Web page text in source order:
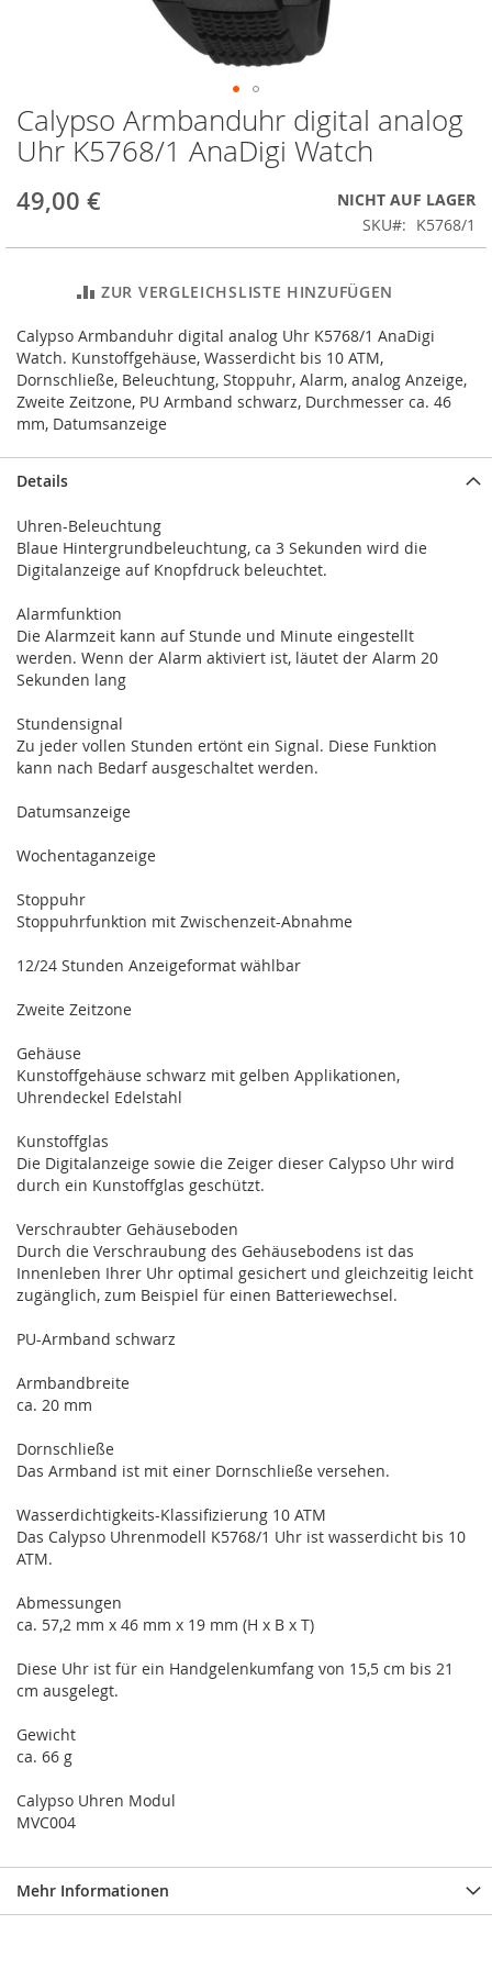
Zum
Anfang
der
springen
Calypso Armbanduhr digital analog
Uhr K5768/1 AnaDigi Watch
49,00 €
NICHT AUF LAGER
SKU
K5768/1
ZUR VERGLEICHSLISTE HINZUFÜGEN
Calypso Armbanduhr digital analog Uhr K5768/1 AnaDigi
Watch. Kunstoffgehäuse, Wasserdicht bis 10 ATM,
Dornschließe, Beleuchtung, Stoppuhr, Alarm, analog Anzeige,
Zweite Zeitzone, PU Armband schwarz, Durchmesser ca. 46
mm, Datumsanzeige
Details
Uhren-Beleuchtung
Blaue Hintergrundbeleuchtung, ca 3 Sekunden wird die
Digitalanzeige auf Knopfdruck beleuchtet.
Alarmfunktion
Die Alarmzeit kann auf Stunde und Minute eingestellt
werden. Wenn der Alarm aktiviert ist, läutet der Alarm 20
Sekunden lang
Stundensignal
Zu jeder vollen Stunden ertönt ein Signal. Diese Funktion
kann nach Bedarf ausgeschaltet werden.
Datumsanzeige
Wochentaganzeige
Stoppuhr
Stoppuhrfunktion mit Zwischenzeit-Abnahme
12/24 Stunden Anzeigeformat wählbar
Zweite Zeitzone
Gehäuse
Kunstoffgehäuse schwarz mit gelben Applikationen,
Uhrendeckel Edelstahl
Kunstoffglas
Die Digitalanzeige sowie die Zeiger dieser Calypso Uhr wird
durch ein Kunstoffglas geschützt.
Verschraubter Gehäuseboden
Durch die Verschraubung des Gehäusebodens ist das
Innenleben Ihrer Uhr optimal gesichert und gleichzeitig leicht
zugänglich, zum Beispiel für einen Batteriewechsel.
PU-Armband schwarz
Armbandbreite
ca. 20 mm
Dornschließe
Das Armband ist mit einer Dornschließe versehen.
Wasserdichtigkeits-Klassifizierung 10 ATM
Das Calypso Uhrenmodell K5768/1 Uhr ist wasserdicht bis 10
ATM.
Abmessungen
ca. 57,2 mm x 46 mm x 19 mm (H x B x T)
Diese Uhr ist für ein Handgelenkumfang von 15,5 cm bis 21
cm ausgelegt.
Gewicht
ca. 66 g
Calypso Uhren Modul
MVC004
Mehr Informationen